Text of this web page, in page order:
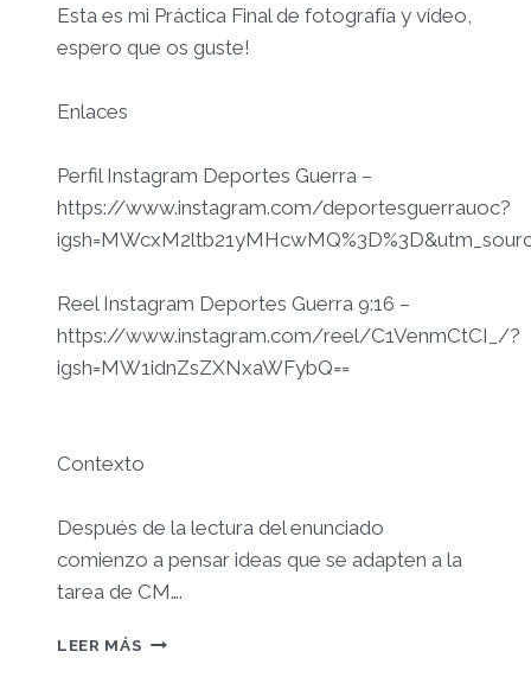
Esta es mi Práctica Final de fotografía y vídeo,
espero que os guste!
Enlaces
Perfil Instagram Deportes Guerra –
https://www.instagram.com/deportesguerrauoc?
Reel Instagram Deportes Guerra 9:16 –
https://www.instagram.com/reel/C1VenmCtCI_/?
igsh=MW1idnZsZXNxaWFybQ==
Contexto
Después de la lectura del enunciado
comienzo a pensar ideas que se adapten a la
tarea de CM….
LEER MÁS PRÁCTICA